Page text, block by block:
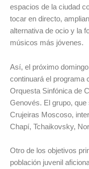
espacios de la ciudad
tocar en directo,
alternativa de ocio y la
músicos más jóvenes.
Así, el próximo
continuará el programa
Orquesta Sinfónica de
Genovés. El grupo,
Crujeiras Moscoso,
Chapí, Tchaikovsky,
Otro de los objetivos
población juvenil